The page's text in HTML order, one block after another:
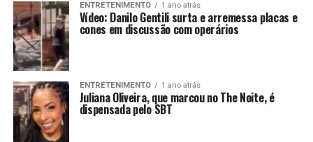
ENTRETENIMENTO 1 ano atrás
Vídeo: Danilo Gentili surta e arremessa placas e
cones em discussão com operários
ENTRETENIMENTO 1 ano atrás
Juliana Oliveira, que marcou no The Noite, é
dispensada pelo SBT